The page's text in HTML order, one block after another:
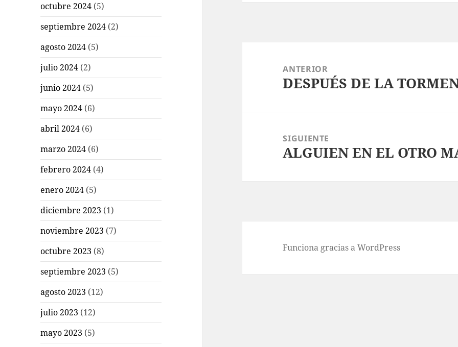
octubre 2024 (5)
septiembre 2024 (2)
agosto 2024 (5)
julio 2024 (2)
junio 2024 (5)
mayo 2024 (6)
abril 2024 (6)
marzo 2024 (6)
febrero 2024 (4)
enero 2024 (5)
diciembre 2023 (1)
noviembre 2023 (7)
octubre 2023 (8)
septiembre 2023 (5)
agosto 2023 (12)
julio 2023 (12)
mayo 2023 (5)
entradas
ANTERIOR
Entrada
DESPUÉS DE LA
SIGUIENTE
Entrada
ALGUIEN EN EL OTRO
Funciona gracias a WordPress